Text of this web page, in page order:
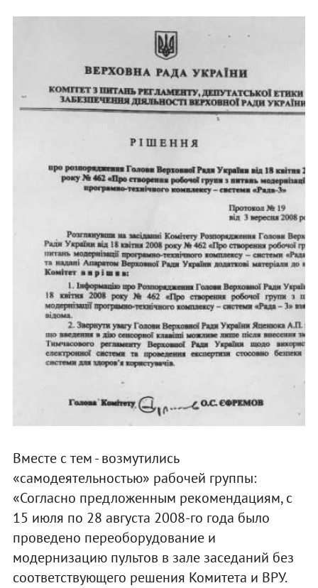
Вместе с тем - возмутились
«самодеятельностью» рабочей группы:
«Согласно предложенным рекомендациям, с
15 июля по 28 августа 2008-го года было
проведено переоборудование и
модернизацию пультов в зале заседаний без
соответствующего решения Комитета и ВРУ.